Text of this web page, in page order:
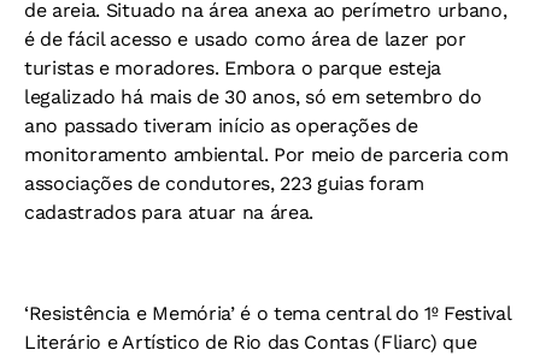
de areia. Situado na área anexa ao perímetro urbano,
é de fácil acesso e usado como área de lazer por
turistas e moradores. Embora o parque esteja
legalizado há mais de 30 anos, só em setembro do
ano passado tiveram início as operações de
monitoramento ambiental. Por meio de parceria com
associações de condutores, 223 guias foram
cadastrados para atuar na área.
‘Resistência e Memória’ é o tema central do 1º Festival
Literário e Artístico de Rio das Contas (Fliarc) que